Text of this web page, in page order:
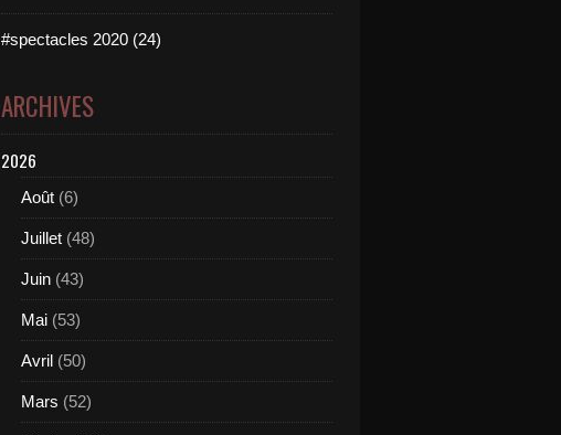
#spectacles 2020 (24)
ARCHIVES
2026
Août (6)
Juillet (48)
Juin (43)
Mai (53)
Avril (50)
Mars (52)